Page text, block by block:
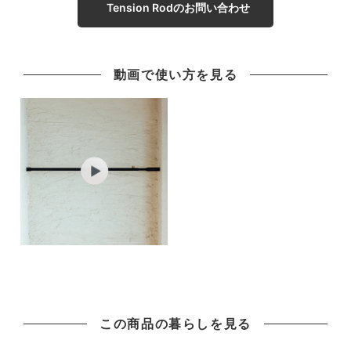
Tension Rodのお問い合わせ
動画で使い方を見る
この商品の暮らしを見る